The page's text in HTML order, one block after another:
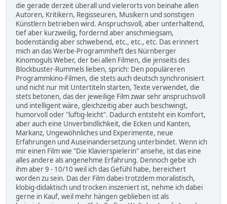
die gerade derzeit überall und vielerorts von beinahe allen
Autoren, Kritikern, Regisseuren, Musikern und sonstigen
Künstlern betrieben wird. Anspruchsvoll, aber unterhaltend,
tief aber kurzweilig, fordernd aber anschmiegsam,
bodenständig aber schwebend, etc., etc., etc. Das erinnert
mich an das Werbe-Programmheft des Nürnberger
Kinomoguls Weber, der bei allen Filmen, die jenseits des
Blockbuster-Rummels lieben, sprich: Den populäreren
Programmkino-Filmen, die stets auch deutsch synchronisiert
und nicht nur mit Untertiteln starten, Texte verwendet, die
stets betonen, das der jeweilige Film zwar sehr anspruchsvoll
und intelligent wäre, gleichzeitig aber auch beschwingt,
humorvoll oder "luftig-leicht". Dadurch entsteht ein Komfort,
aber auch eine Unverbindlichkeit, die Ecken und Kanten,
Markanz, Ungewöhnliches und Experimente, neue
Erfahrungen und Auseinandersetzung unterbindet. Wenn ich
mir einen Film wie "Die Klavierspielerin" ansehe, ist das eine
alles andere als angenehme Erfahrung. Dennoch gebe ich
ihm aber 9 - 10/10 weil ich das Gefühl habe, bereichert
worden zu sein. Das der Film dabei trotzdem moralistisch,
klobig-didaktisch und trocken inszeniert ist, nehme ich dabei
gerne in Kauf, weil mehr hängen geblieben ist als